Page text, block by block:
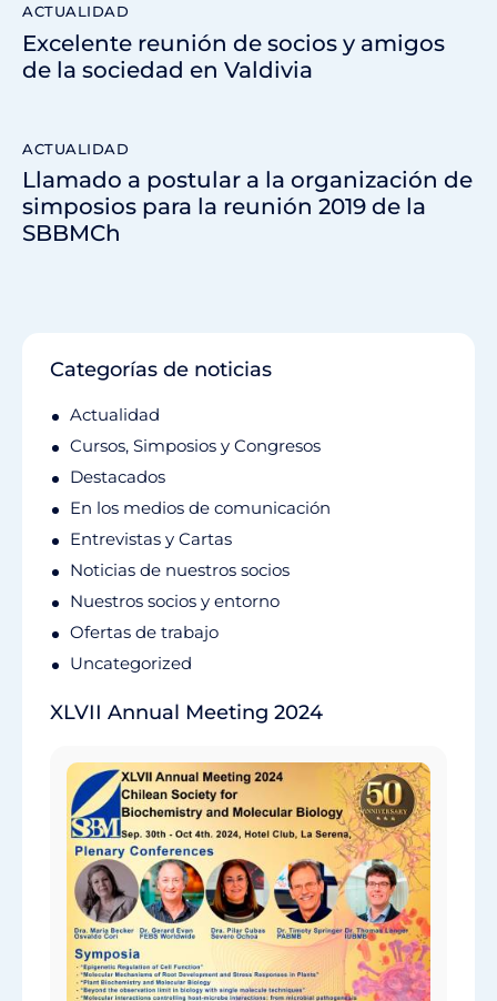
ACTUALIDAD
Excelente reunión de socios y amigos
de la sociedad en Valdivia
ACTUALIDAD
Llamado a postular a la organización de
simposios para la reunión 2019 de la
SBBMCh
Categorías de noticias
Actualidad
Cursos, Simposios y Congresos
Destacados
En los medios de comunicación
Entrevistas y Cartas
Noticias de nuestros socios
Nuestros socios y entorno
Ofertas de trabajo
Uncategorized
XLVII Annual Meeting 2024